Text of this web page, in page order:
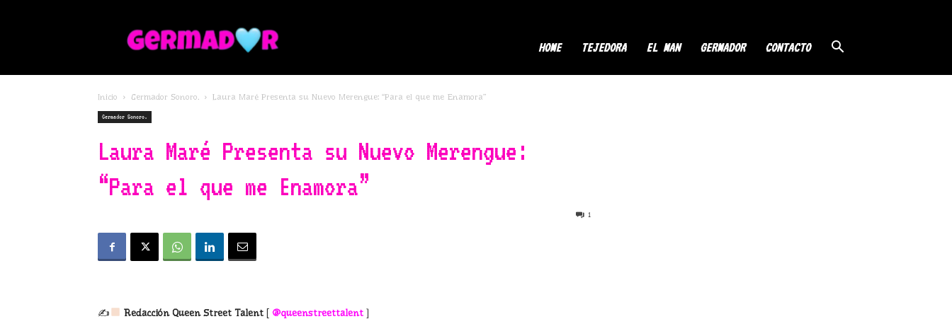
HOME TEJEDORA EL MAN GERMADOR CONTACTO
Inicio Germador Sonoro. Laura Maré Presenta su Nuevo Merengue: “Para el que me Enamora”
Germador Sonoro.
Laura Maré Presenta su Nuevo Merengue:
“Para el que me Enamora”
1
✍ Redacción Queen Street Talent[ @queenstreettalent ]